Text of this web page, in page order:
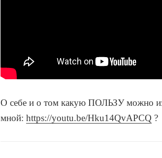
О себе и о том какую ПОЛЬЗУ можно
мной:https://youtu.be/Hku14QvAPCQ ?